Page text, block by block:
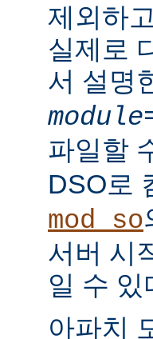
제외하
실제로
서 설명
module
파일할
DSO로
mod_so
서버 시
일 수 있
아파치